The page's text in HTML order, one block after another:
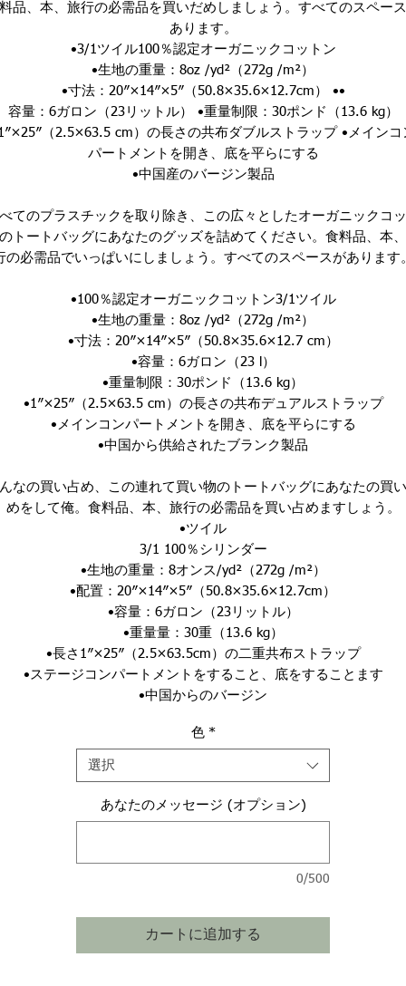
品、本、旅行の必需品を買いだめしましょう。すべてのスペー
あります。
•3/1ツイル100％認定オーガニックコットン
•生地の重量：8oz /yd²（272g /m²）
•寸法：20″×14″×5″（50.8×35.6×12.7cm）
••
容量：6ガロン（23リットル）
•重量制限：30ポンド（13.6 kg）
（2.5×63.5 cm）の長さの共布ダブルストラップ •メインコ
パートメントを開き、底を平らにする
•中国産のバージン製品
てのプラスチックを取り除き、この広々としたオーガニックコ
トートバッグにあなたのグッズを詰めてください。食料品、本
の必需品でいっぱいにしましょう。すべてのスペースがあります。
•100％認定オーガニックコットン3/1ツイル
•生地の重量：8oz /yd²（272g /m²）
•寸法：20″×14″×5″（50.8×35.6×12.7 cm）
•容量：6ガロン（23 l）
•重量制限：30ポンド（13.6 kg）
•1″×25″（2.5×63.5 cm）の長さの共布デュアルストラップ
•メインコンパートメントを開き、底を平らにする
•中国から供給されたブランク製品
なの買い占め 、この連れて買い物のトートバッグにあなたの買
めをして俺。 食料品、本、旅行の必需品を買い占めますしょう。
•ツイル
3/1 100％シリンダー
•生地の重量：8オンス/yd²（272g /m²）
•配置：20″×14″×5″（50.8×35.6×12.7cm）
•容量：6ガロン（23リットル）
•重量量：30重（13.6 kg）
•長さ1″×25″（2.5×63.5cm）の二重共布ストラップ
•ステージコンパートメントをすること、底をすることます
•中国からのバージン
色 *
選択
あなたのメッセージ (オプション)
0/500
カートに追加する